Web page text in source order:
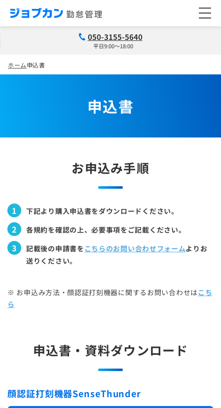
050-3155-5640
平日9:00～18:00
ホーム申込書
申込書
お申込み手順
1 下記より購入申込書をダウンロードください。
2 各規約を確認の上、必要事項をご記載ください。
3 記載後の申請書を こちらのお問い合わせフォームよりお
送りください。
※ お申込み方法・顔認証打刻機器に関するお問い合わせは こち
ら
申込書・資料ダウンロード
顔認証打刻機器SenseThunder